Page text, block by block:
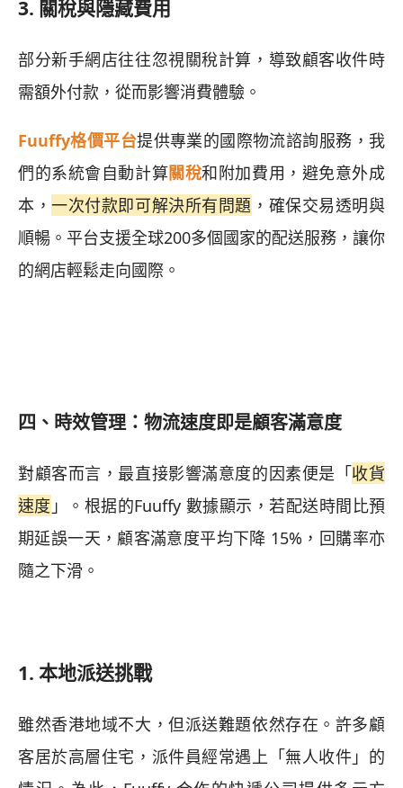
3. 關稅與隱藏費用
部分新手網店往往忽視關稅計算，導致顧客收件時
需額外付款，從而影響消費體驗。
Fuuffy格價平台提供專業的國際物流諮詢服務，我
們的系統會自動計算關稅和附加費用，避免意外成
本，一次付款即可解決所有問題 ，確保交易透明與
順暢。平台支援全球200多個國家的配送服務，讓你
的網店輕鬆走向國際。
四、時效管理：物流速度即是顧客滿意度
對顧客而言，最直接影響滿意度的因素便是「收貨
速度 」。根据的Fuuffy 數據顯示，若配送時間比預
期延誤一天，顧客滿意度平均下降 15%，回購率亦
隨之下滑。
1. 本地派送挑戰
雖然香港地域不大，但派送難題依然存在。許多顧
客居於高層住宅，派件員經常遇上「無人收件」的